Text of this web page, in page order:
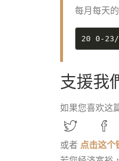
每月每天
支援我
如果您喜欢这
或者 点击这个